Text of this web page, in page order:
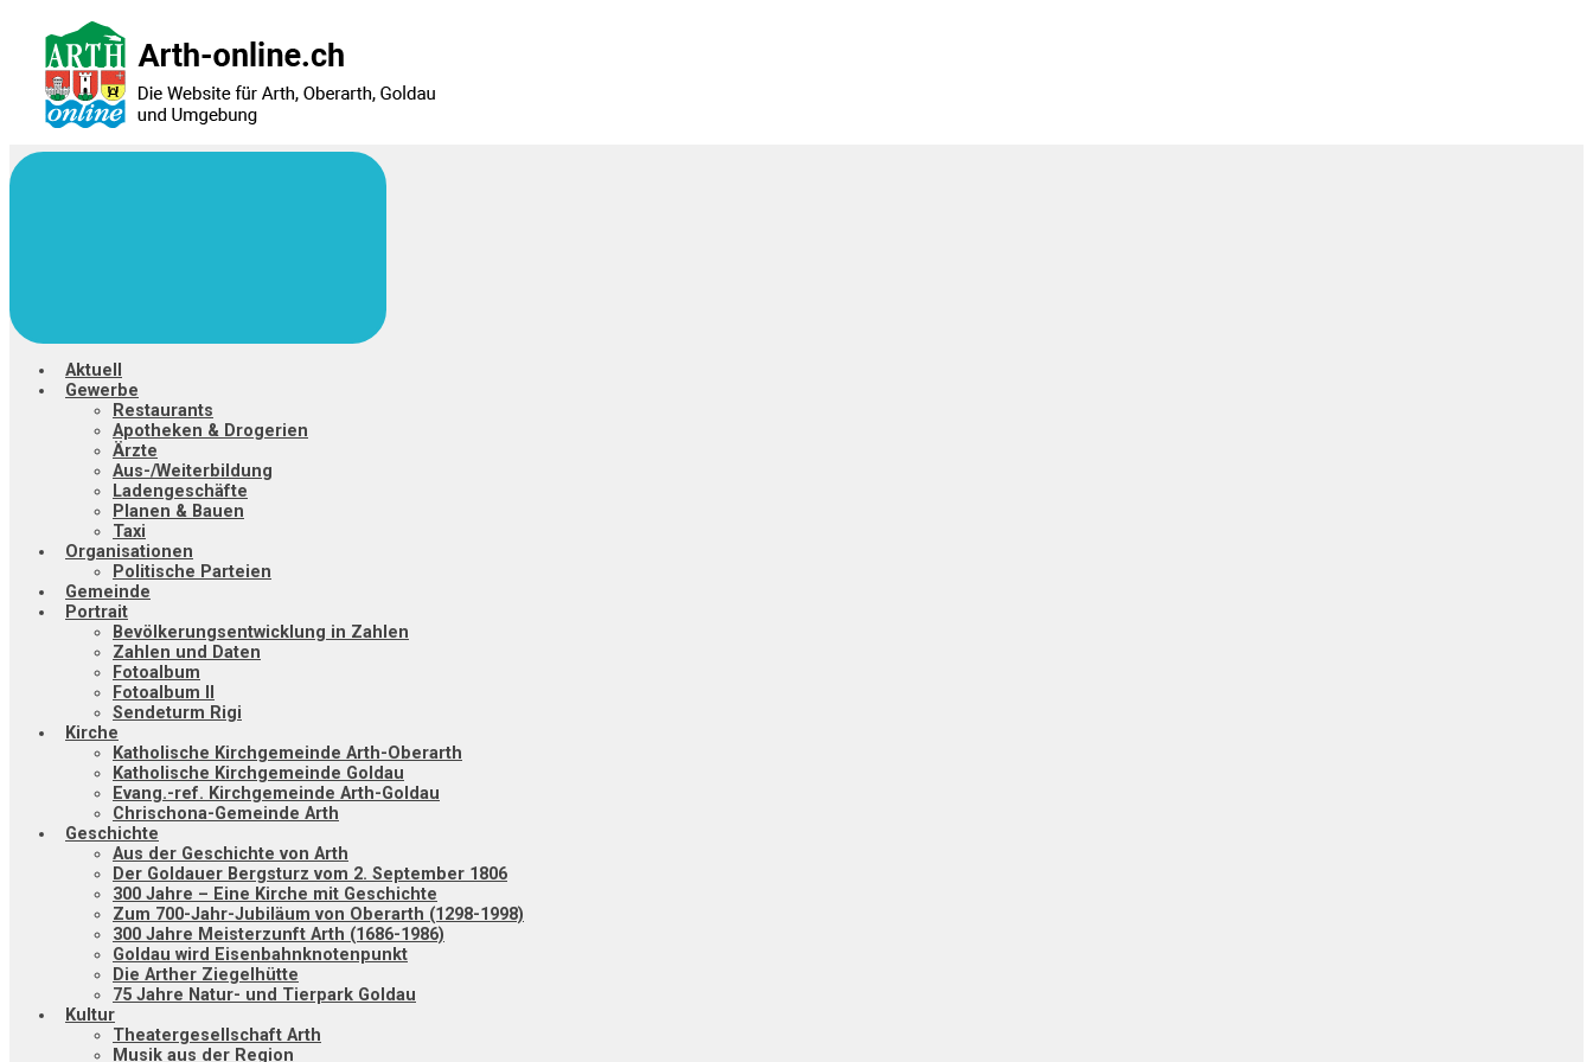
Hauptinhalt
springen
Aktuell
Gewerbe
Restaurants
Apotheken & Drogerien
Ärzte
Aus-/Weiterbildung
Ladengeschäfte
Planen & Bauen
Taxi
Organisationen
Politische Parteien
Gemeinde
Portrait
Bevölkerungsentwicklung in Zahlen
Zahlen und Daten
Fotoalbum
Fotoalbum II
Sendeturm Rigi
Kirche
Katholische Kirchgemeinde Arth-Oberarth
Katholische Kirchgemeinde Goldau
Evang.-ref. Kirchgemeinde Arth-Goldau
Chrischona-Gemeinde Arth
Geschichte
Aus der Geschichte von Arth
Der Goldauer Bergsturz vom 2. September 1806
300 Jahre – Eine Kirche mit Geschichte
Zum 700-Jahr-Jubiläum von Oberarth (1298-1998)
300 Jahre Meisterzunft Arth (1686-1986)
Goldau wird Eisenbahnknotenpunkt
Die Arther Ziegelhütte
75 Jahre Natur- und Tierpark Goldau
Kultur
Theatergesellschaft Arth
Musik aus der Region